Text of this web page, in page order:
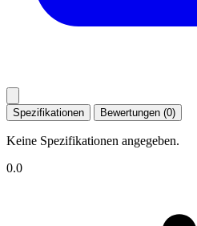
Spezifikationen Bewertungen (0)
Keine Spezifikationen angegeben.
0.0